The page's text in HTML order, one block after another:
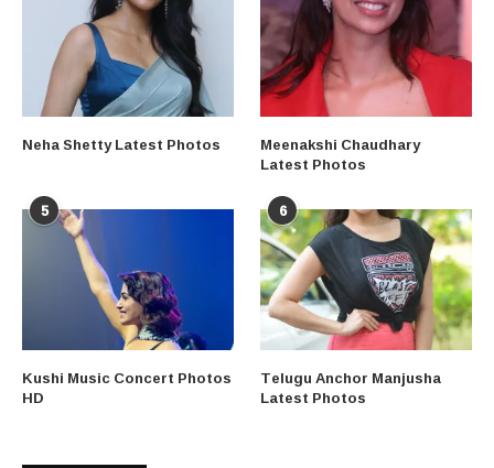
Neha Shetty Latest Photos Meenakshi Chaudhary
Latest Photos
5
Kushi Music Concert Photos
HD
6
Telugu Anchor Manjusha
Latest Photos